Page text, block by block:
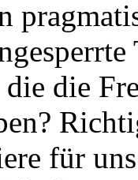
die die
für